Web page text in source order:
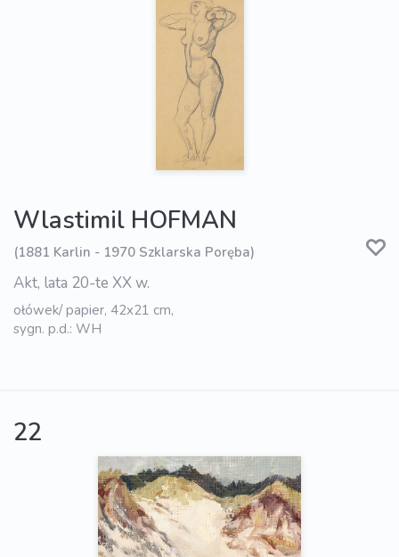
Wlastimil HOFMAN
(1881 Karlin - 1970 Szklarska Poręba)
Akt, lata 20-te XX w.
ołówek/ papier, 42x21 cm,
sygn. p.d.: WH
22